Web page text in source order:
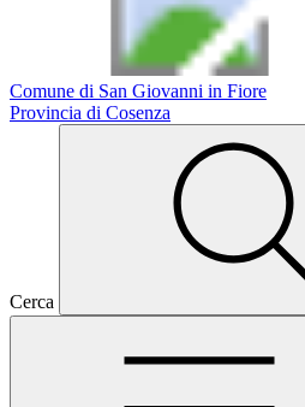
Comune di San Giovanni in Fiore
Provincia di Cosenza
Cerca